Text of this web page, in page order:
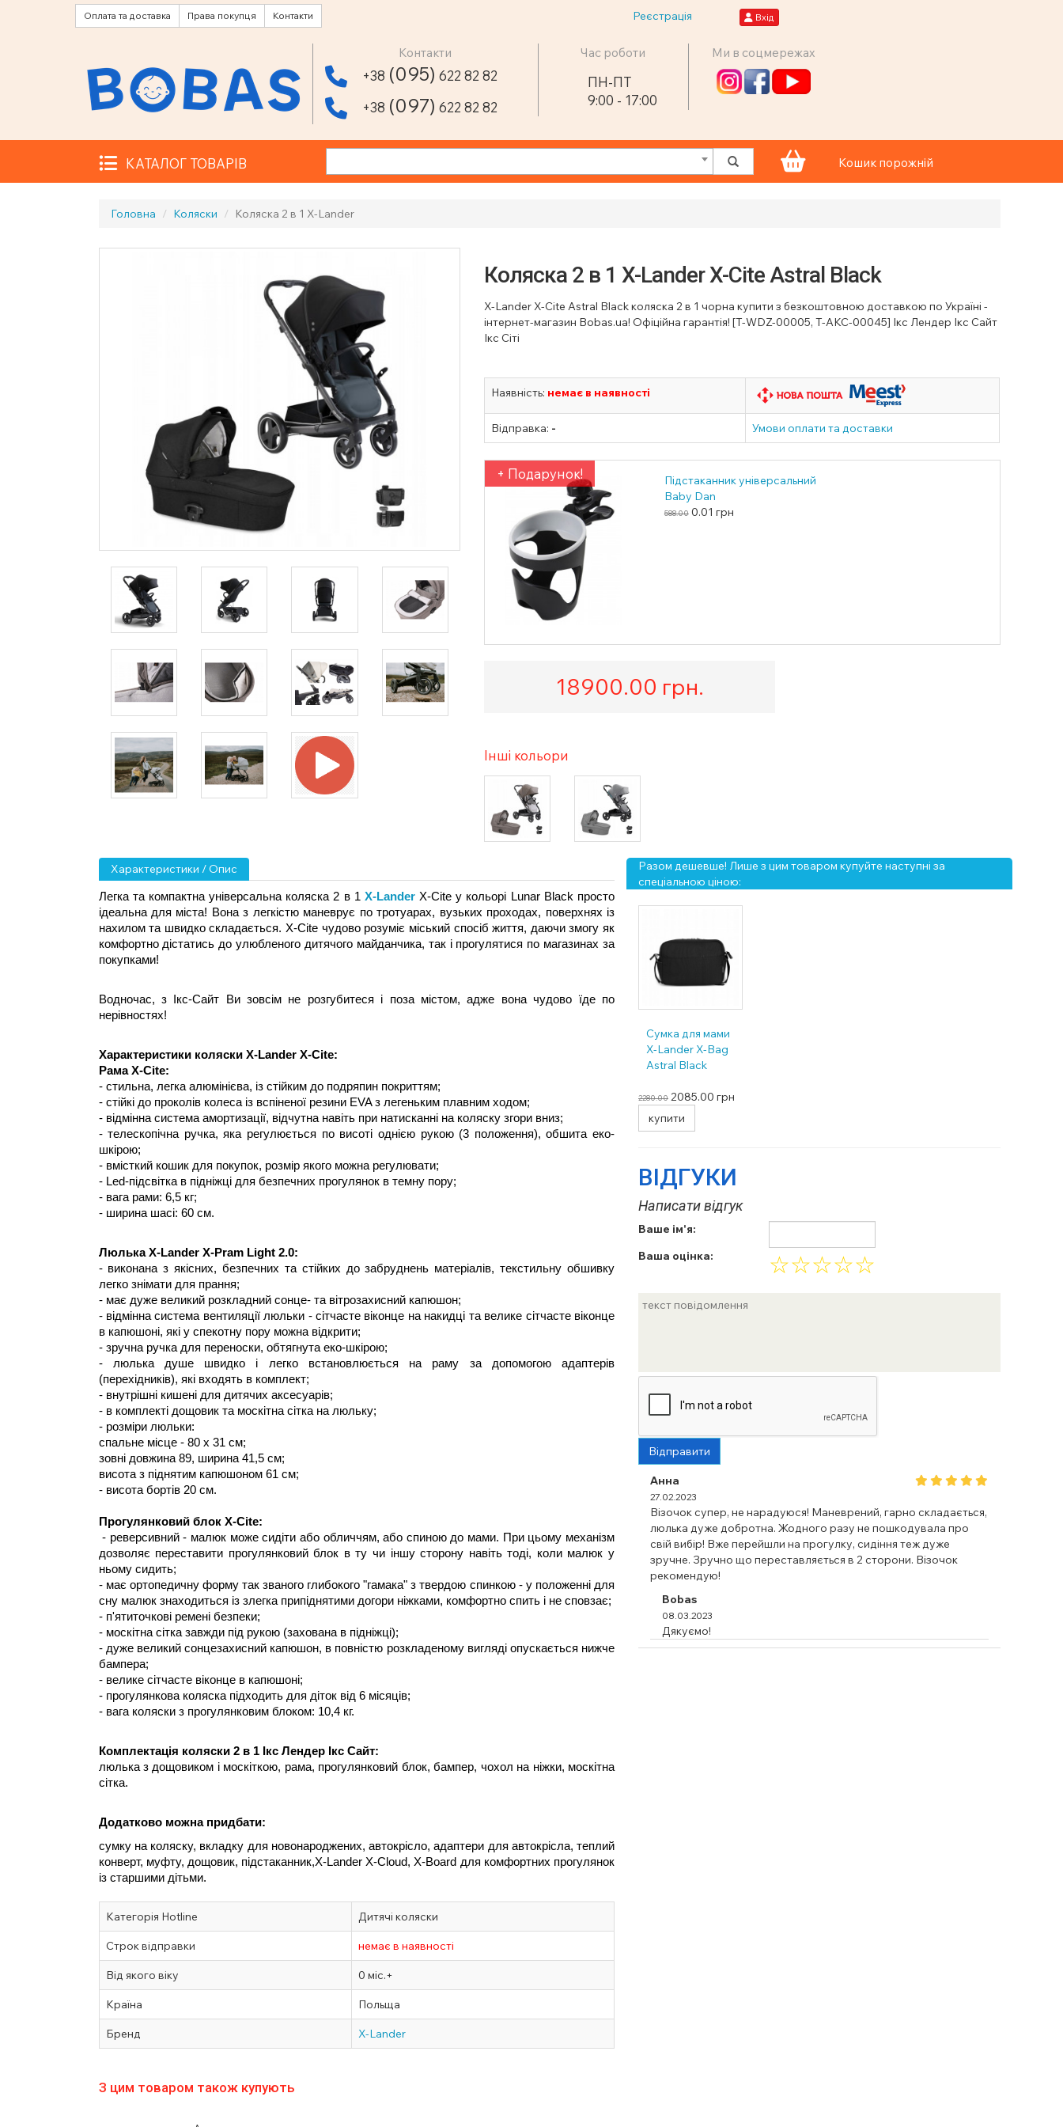
Оплата та доставка Права покупця Контакти Реєстрація Вхід
Контакти
+38 (095) 622 82 82
+38 (097) 622 82 82
Час роботи
ПН-ПТ
9:00 - 17:00
Ми в соцмережах
КАТАЛОГ ТОВАРІВ Кошик порожній
Головна Коляски Коляска 2 в 1 X-Lander
Коляска 2 в 1 X-Lander X-Cite Astral Black
X-Lander X-Cite Astral Black коляска 2 в 1 чорна купити з безкоштовною доставкою по Україні -
інтернет-магазин Bobas.ua! Офіційна гарантія! [T-WDZ-00005, T-AKC-00045] Ікс Лендер Ікс Сайт
Ікс Сіті
Наявність: немає в наявності
Відправка: - Умови оплати та доставки
+ Подарунок!
Підстаканник універсальний
Baby Dan
588.00 0.01 грн
18900.00 грн.
Інші кольори
Характеристики / Опис
Легка та компактна універсальна коляска 2 в 1 X-Lander X-Cite у кольорі Lunar Black просто
ідеальна для міста! Вона з легкістю маневрує по тротуарах, вузьких проходах, поверхнях із
нахилом та швидко складається. X-Cite чудово розуміє міський спосіб життя, даючи змогу як
комфортно дістатись до улюбленого дитячого майданчика, так і прогулятися по магазинах за
покупками!
Водночас, з Ікс-Сайт Ви зовсім не розгубитеся і поза містом, адже вона чудово їде по
нерівностях!
Характеристики коляски X-Lander X-Cite:
Рама X-Cite:
- стильна, легка алюмінієва, із стійким до подряпин покриттям;
- стійкі до проколів колеса із вспіненої резини EVA з легеньким плавним ходом;
- відмінна система амортизації, відчутна навіть при натисканні на коляску згори вниз;
- телескопічна ручка, яка регулюється по висоті однією рукою (3 положення), обшита еко-
шкірою;
- вмісткий кошик для покупок, розмір якого можна регулювати;
- Led-підсвітка в підніжці для безпечних прогулянок в темну пору;
- вага рами: 6,5 кг;
- ширина шасі: 60 см.
Люлька X-Lander X-Pram Light 2.0:
- виконана з якісних, безпечних та стійких до забруднень матеріалів, текстильну обшивку
легко знімати для прання;
- має дуже великий розкладний сонце- та вітрозахисний капюшон;
- відмінна система вентиляції люльки - сітчасте віконце на накидці та велике сітчасте віконце
в капюшоні, які у спекотну пору можна відкрити;
- зручна ручка для переноски, обтягнута еко-шкірою;
- люлька душе швидко і легко встановлюється на раму за допомогою адаптерів
(перехідників), які входять в комплект;
- внутрішні кишені для дитячих аксесуарів;
- в комплекті дощовик та москітна сітка на люльку;
- розміри люльки:
спальне місце - 80 х 31 см;
зовні довжина 89, ширина 41,5 см;
висота з піднятим капюшоном 61 см;
- висота бортів 20 см.
Прогулянковий блок X-Cite:
- реверсивний - малюк може сидіти або обличчям, або спиною до мами. При цьому механізм
дозволяє переставити прогулянковий блок в ту чи іншу сторону навіть тоді, коли малюк у
ньому сидить;
- має ортопедичну форму так званого глибокого "гамака" з твердою спинкою - у положенні для
сну малюк знаходиться із злегка припіднятими догори ніжками, комфортно спить і не сповзає;
- п'ятиточкові ремені безпеки;
- москітна сітка завжди під рукою (захована в підніжці);
- дуже великий сонцезахисний капюшон, в повністю розкладеному вигляді опускається нижче
бампера;
- велике сітчасте віконце в капюшоні;
- прогулянкова коляска підходить для діток від 6 місяців;
- вага коляски з прогулянковим блоком: 10,4 кг.
Комплектація коляски 2 в 1 Ікс Лендер Ікс Сайт:
люлька з дощовиком і москіткою, рама, прогулянковий блок, бампер, чохол на ніжки, москітна
сітка.
Додатково можна придбати:
сумку на коляску, вкладку для новонароджених, автокрісло, адаптери для автокрісла, теплий
конверт, муфту, дощовик, підстаканник,X-Lander X-Cloud, X-Board для комфортних прогулянок
із старшими дітьми.
Категорія Hotline Дитячі коляски
Строк відправки немає в наявності
Від якого віку 0 міс.+
Країна Польща
Бренд X-Lander
Разом дешевше! Лише з цим товаром купуйте наступні за
спеціальною ціною:
Сумка для мами
X-Lander X-Bag
Astral Black
2280.00 2085.00 грн
купити
ВІДГУКИ
Написати відгук
Ваше ім'я:
Ваша оцінка:
☆
☆
☆
☆
☆
Відправити
Анна
27.02.2023
Візочок супер, не нарадуюся! Маневрений, гарно складається,
люлька дуже добротна. Жодного разу не пошкодувала про
свій вибір! Вже перейшли на прогулку, сидіння теж дуже
зручне. Зручно що переставляється в 2 сторони. Візочок
рекомендую!
Bobas
08.03.2023
Дякуємо!
З цим товаром також купують